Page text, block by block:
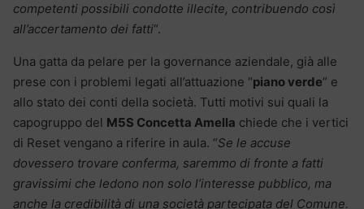
competenti possibili condotte illecite, contribuendo così
all’accertamento dei fatti“.
Una gatta da pelare per la governance aziendale, già alle
prese con i problemi legati all’attuazione “piano verde” e
allo stato dei conti della società. Tutti motivi sui quali la
capogruppo del M5S Concetta Amella chiede che i vertici
di Reset vengano a riferire in aula. “Se le accuse
dovessero trovare conferma, saremmo di fronte a fatti
gravissimi che ledono non solo l’interesse pubblico, ma
anche la credibilità di una società partecipata del Comune.